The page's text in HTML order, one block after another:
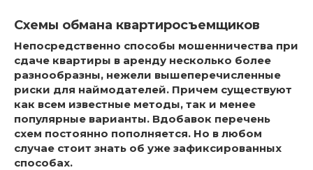
Схемы обмана квартиросъемщиков
Непосредственно способы мошенничества при
сдаче квартиры в аренду несколько более
разнообразны, нежели вышеперечисленные
риски для наймодателей. Причем существуют
как всем известные методы, так и менее
популярные варианты. Вдобавок перечень
схем постоянно пополняется. Но в любом
случае стоит знать об уже зафиксированных
способах.